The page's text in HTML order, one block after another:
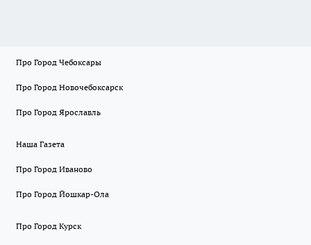
Про Город Чебоксары
Про Город Новочебоксарск
Про Город Ярославль
Наша Газета
Про Город Иваново
Про Город Йошкар-Ола
Про Город Курск